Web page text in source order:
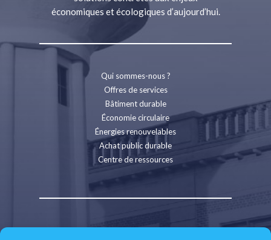
économiques et écologiques d’aujourd’hui.
Qui sommes-nous ?
Offres de services
Bâtiment durable
Économie circulaire
Énergies renouvelables
Achat public durable
Centre de ressources
Contact